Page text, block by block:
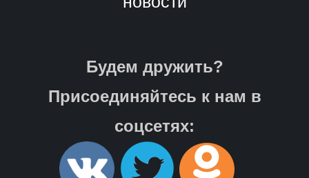
Будем дружить?
Присоединяйтесь к нам в
соцсетях: